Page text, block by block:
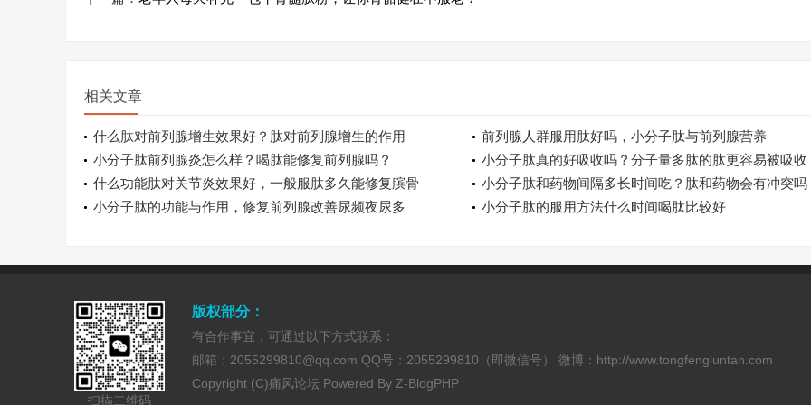
相关文章
什么肽对前列腺增生效果好？肽对前列腺增生的作用
前列腺人群服用肽好吗，小分子肽与前列腺营养
小分子肽前列腺炎怎么样？喝肽能修复前列腺吗？
小分子肽真的好吸收吗？分子量多肽的肽更容易被吸收
什么功能肽对关节炎效果好，一般服肽多久能修复膑骨
小分子肽和药物间隔多长时间吃？肽和药物会有冲突吗
小分子肽的功能与作用，修复前列腺改善尿频夜尿多
小分子肽的服用方法什么时间喝肽比较好
扫描二维码
版权部分：
有合作事宜，可通过以下方式联系：
邮箱：2055299810@qq.com QQ号：2055299810（即微信号） 微博：http://www.tongfengluntan.com
Copyright (C)痛风论坛 Powered By Z-BlogPHP